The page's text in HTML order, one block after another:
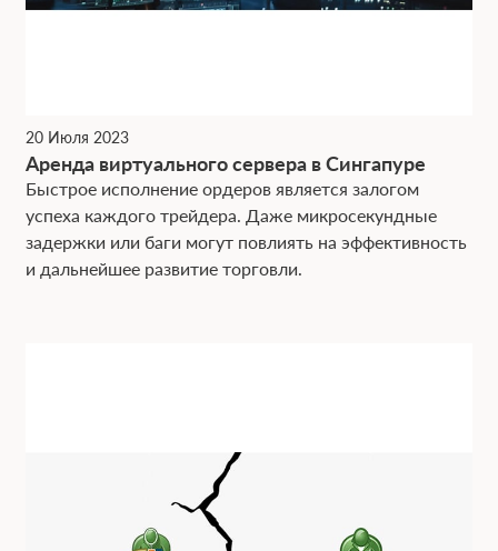
20 Июля 2023
Аренда виртуального сервера в Сингапуре
Быстрое исполнение ордеров является залогом
успеха каждого трейдера. Даже микросекундные
задержки или баги могут повлиять на эффективность
и дальнейшее развитие торговли.